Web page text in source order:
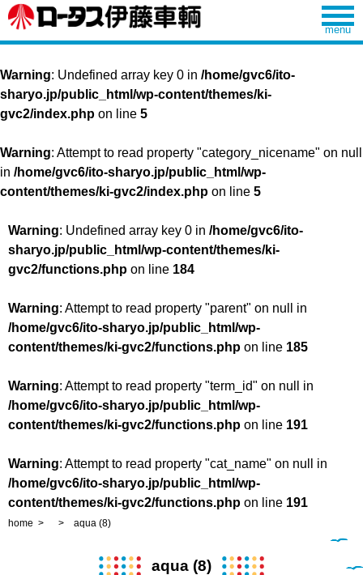
Warning: Undefined array key 0 in /home/gvc6/ito-
sharyo.jp/public_html/wp-content/themes/ki-
gvc2/index.php on line 5
Warning: Attempt to read property "category_nicename" on null
in /home/gvc6/ito-sharyo.jp/public_html/wp-
content/themes/ki-gvc2/index.php on line 5
Warning: Undefined array key 0 in /home/gvc6/ito-
sharyo.jp/public_html/wp-content/themes/ki-
gvc2/functions.php on line 184
Warning: Attempt to read property "parent" on null in
/home/gvc6/ito-sharyo.jp/public_html/wp-
content/themes/ki-gvc2/functions.php on line 185
Warning: Attempt to read property "term_id" on null in
/home/gvc6/ito-sharyo.jp/public_html/wp-
content/themes/ki-gvc2/functions.php on line 191
Warning: Attempt to read property "cat_name" on null in
/home/gvc6/ito-sharyo.jp/public_html/wp-
content/themes/ki-gvc2/functions.php on line 191
home aqua (8)
aqua (8)